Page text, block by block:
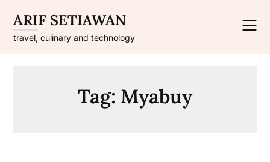
content
ARIF SETIAWAN
travel, culinary and technology
Tag: Myabuy